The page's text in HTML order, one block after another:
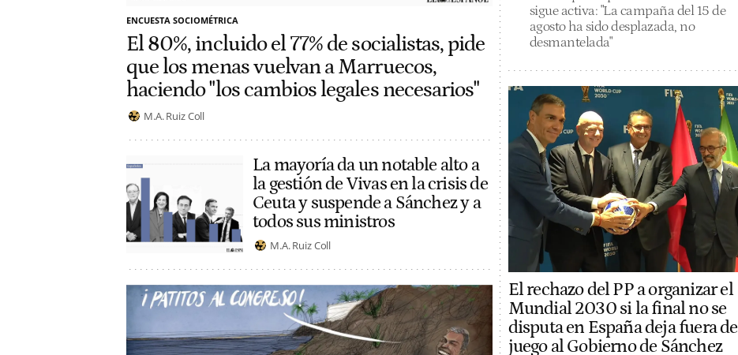
ENCUESTA SOCIOMÉTRICA
El 80%, incluido el 77% de socialistas, pide
que los menas vuelvan a Marruecos,
haciendo "los cambios legales necesarios"
M.A. Ruiz Coll
La mayoría da un notable alto a
la gestión de Vivas en la crisis de
Ceuta y suspende a Sánchez y a
todos sus ministros
M.A. Ruiz Coll
sigue activa: "La campaña del 15 de
agosto ha sido desplazada, no
desmantelada"
El rechazo del PP a organizar el
Mundial 2030 si la final no se
disputa en España deja fuera de
juego al Gobierno de Sánchez